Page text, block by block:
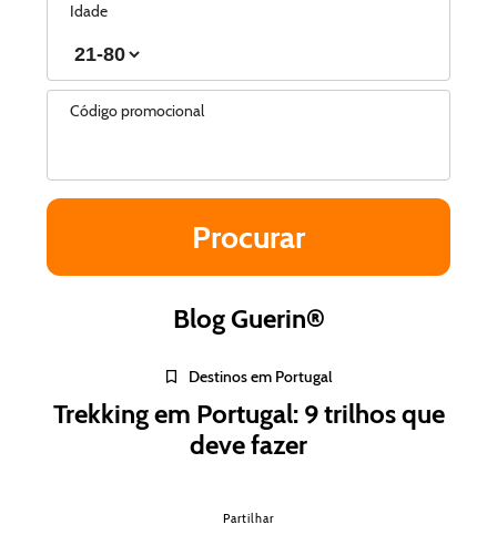
Idade
Código promocional
Blog Guerin®
Destinos em Portugal
Trekking em Portugal: 9 trilhos que
deve fazer
Partilhar